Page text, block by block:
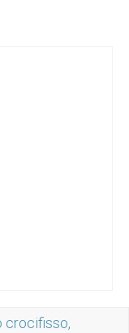
crocifisso,